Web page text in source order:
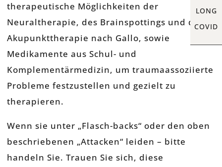
LONG
COVID
therapeutische Möglichkeiten der
Neuraltherapie, des Brainspottings und der
Akupunkttherapie nach Gallo, sowie
Medikamente aus Schul- und
Komplementärmedizin, um traumaassoziierte
Probleme festzustellen und gezielt zu
therapieren.
Wenn sie unter „Flasch-backs“ oder den oben
beschriebenen „Attacken“ leiden – bitte
handeln Sie. Trauen Sie sich, diese